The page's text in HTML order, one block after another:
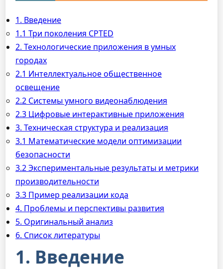
1. Введение
1.1 Три поколения CPTED
2. Технологические приложения в умных
городах
2.1 Интеллектуальное общественное
освещение
2.2 Системы умного видеонаблюдения
2.3 Цифровые интерактивные приложения
3. Техническая структура и реализация
3.1 Математические модели оптимизации
безопасности
3.2 Экспериментальные результаты и метрики
производительности
3.3 Пример реализации кода
4. Проблемы и перспективы развития
5. Оригинальный анализ
6. Список литературы
1. Введение